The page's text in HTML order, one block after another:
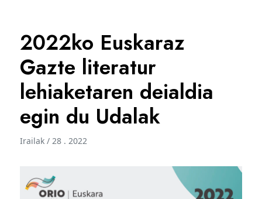
2022ko Euskaraz
Gazte literatur
lehiaketaren deialdia
egin du Udalak
Irailak / 28 . 2022